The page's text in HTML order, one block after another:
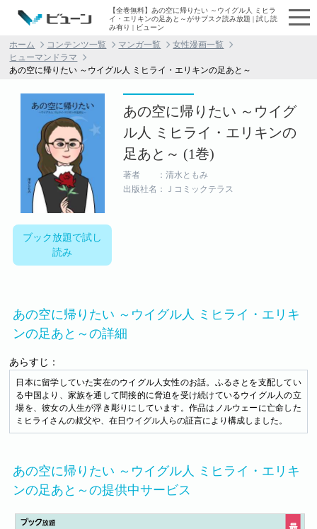
【全巻無料】あの空に帰りたい ～ウイグル人 ミヒラ
イ・エリキンの足あと～がサブスク読み放題 | 試し読
み有り | ビューン
ホーム コンテンツ一覧 マンガ一覧
女性漫画一覧
ヒューマンドラマ
あの空に帰りたい ～ウイグル人 ミヒライ・エリキンの足あと～
ブック放題で試し
読み
あの空に帰りたい ～ウイグ
ル人 ミヒライ・エリキンの
足あと～ (1巻)
著者 ：清水ともみ
出版社名：Ｊコミックテラス
あの空に帰りたい ～ウイグル人 ミヒライ・エリキ
ンの足あと～の詳細
あらすじ：
日本に留学していた実在のウイグル人女性のお話。ふるさとを支配してい
る中国より、家族を通して間接的に脅迫を受け続けているウイグル人の立
場を、彼女の人生が浮き彫りにしています。作品はノルウェーに亡命した
ミヒライさんの叔父や、在日ウイグル人らの証言により構成しました。
あの空に帰りたい ～ウイグル人 ミヒライ・エリキ
ンの足あと～の提供中サービス